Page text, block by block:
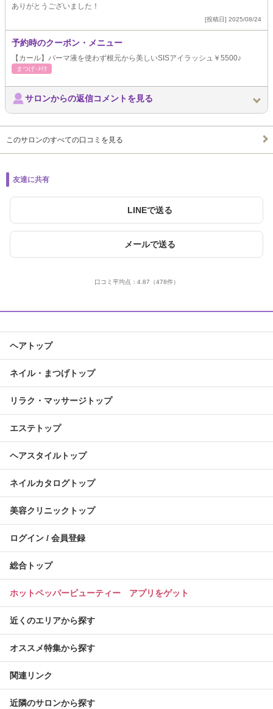
ありがとうございました！
[投稿日] 2025/08/24
予約時のクーポン・メニュー
【カール】パーマ液を使わず根元から美しいSISアイラッシュ￥5500♪
まつげ･ﾒｲｸ
サロンからの返信コメントを見る
このサロンのすべての口コミを見る
友達に共有
LINEで送る
メールで送る
口コミ平均点： 4.87 （478件）
ヘアトップ
ネイル・まつげトップ
リラク・マッサージトップ
エステトップ
ヘアスタイルトップ
ネイルカタログトップ
美容クリニックトップ
ログイン / 会員登録
総合トップ
ホットペッパービューティー アプリをゲット
近くのエリアから探す
オススメ特集から探す
関連リンク
近隣のサロンから探す